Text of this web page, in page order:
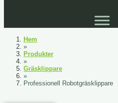
Hem
»
Produkter
»
Gräsklippare
»
Professionell Robotgräsklippare